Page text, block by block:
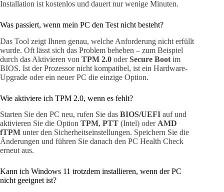
Installation ist kostenlos und dauert nur wenige Minuten.
Was passiert, wenn mein PC den Test nicht besteht?
Das Tool zeigt Ihnen genau, welche Anforderung nicht erfüllt
wurde. Oft lässt sich das Problem beheben – zum Beispiel
durch das Aktivieren von TPM 2.0 oderSecure Boot im
BIOS. Ist der Prozessor nicht kompatibel, ist ein Hardware-
Upgrade oder ein neuer PC die einzige Option.
Wie aktiviere ich TPM 2.0, wenn es fehlt?
Starten Sie den PC neu, rufen Sie das BIOS/UEFI auf und
aktivieren Sie die Option TPM, PTT (Intel) oderAMD
fTPM unter den Sicherheitseinstellungen. Speichern Sie die
Änderungen und führen Sie danach den PC Health Check
erneut aus.
Kann ich Windows 11 trotzdem installieren, wenn der PC
nicht geeignet ist?